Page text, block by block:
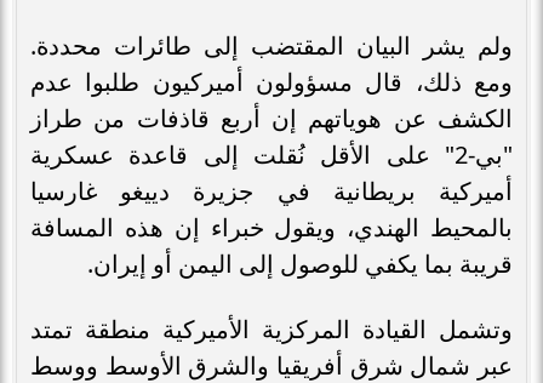
ولم يشر البيان المقتضب إلى طائرات محددة.
ومع ذلك، قال مسؤولون أميركيون طلبوا عدم
الكشف عن هوياتهم إن أربع قاذفات من طراز
"بي-2" على الأقل نُقلت إلى قاعدة عسكرية
أميركية بريطانية في جزيرة دييغو غارسيا
بالمحيط الهندي، ويقول خبراء إن هذه المسافة
قريبة بما يكفي للوصول إلى اليمن أو إيران.
وتشمل القيادة المركزية الأميركية منطقة تمتد
عبر شمال شرق أفريقيا والشرق الأوسط ووسط